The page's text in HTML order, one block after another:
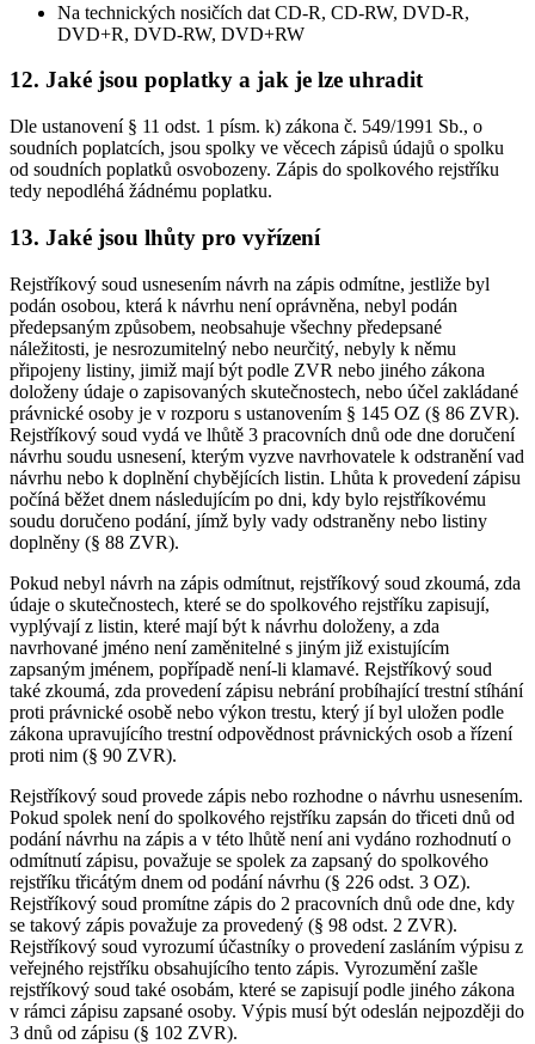
Na technických nosičích dat CD-R, CD-RW, DVD-R,
DVD+R, DVD-RW, DVD+RW
12. Jaké jsou poplatky a jak je lze uhradit
Dle ustanovení § 11 odst. 1 písm. k) zákona č. 549/1991 Sb., o
soudních poplatcích, jsou spolky ve věcech zápisů údajů o spolku
od soudních poplatků osvobozeny. Zápis do spolkového rejstříku
tedy nepodléhá žádnému poplatku.
13. Jaké jsou lhůty pro vyřízení
Rejstříkový soud usnesením návrh na zápis odmítne, jestliže byl
podán osobou, která k návrhu není oprávněna, nebyl podán
předepsaným způsobem, neobsahuje všechny předepsané
náležitosti, je nesrozumitelný nebo neurčitý, nebyly k němu
připojeny listiny, jimiž mají být podle ZVR nebo jiného zákona
doloženy údaje o zapisovaných skutečnostech, nebo účel zakládané
právnické osoby je v rozporu s ustanovením § 145 OZ (§ 86 ZVR).
Rejstříkový soud vydá ve lhůtě 3 pracovních dnů ode dne doručení
návrhu soudu usnesení, kterým vyzve navrhovatele k odstranění vad
návrhu nebo k doplnění chybějících listin. Lhůta k provedení zápisu
počíná běžet dnem následujícím po dni, kdy bylo rejstříkovému
soudu doručeno podání, jímž byly vady odstraněny nebo listiny
doplněny (§ 88 ZVR).
Pokud nebyl návrh na zápis odmítnut, rejstříkový soud zkoumá, zda
údaje o skutečnostech, které se do spolkového rejstříku zapisují,
vyplývají z listin, které mají být k návrhu doloženy, a zda
navrhované jméno není zaměnitelné s jiným již existujícím
zapsaným jménem, popřípadě není-li klamavé. Rejstříkový soud
také zkoumá, zda provedení zápisu nebrání probíhající trestní stíhání
proti právnické osobě nebo výkon trestu, který jí byl uložen podle
zákona upravujícího trestní odpovědnost právnických osob a řízení
proti nim (§ 90 ZVR).
Rejstříkový soud provede zápis nebo rozhodne o návrhu usnesením.
Pokud spolek není do spolkového rejstříku zapsán do třiceti dnů od
podání návrhu na zápis a v této lhůtě není ani vydáno rozhodnutí o
odmítnutí zápisu, považuje se spolek za zapsaný do spolkového
rejstříku třicátým dnem od podání návrhu (§ 226 odst. 3 OZ).
Rejstříkový soud promítne zápis do 2 pracovních dnů ode dne, kdy
se takový zápis považuje za provedený (§ 98 odst. 2 ZVR).
Rejstříkový soud vyrozumí účastníky o provedení zasláním výpisu z
veřejného rejstříku obsahujícího tento zápis. Vyrozumění zašle
rejstříkový soud také osobám, které se zapisují podle jiného zákona
v rámci zápisu zapsané osoby. Výpis musí být odeslán nejpozději do
3 dnů od zápisu (§ 102 ZVR).